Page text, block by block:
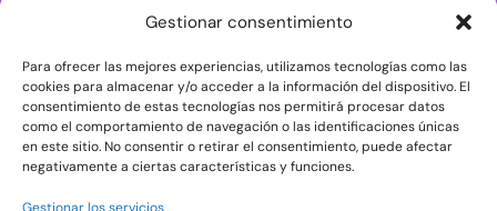
Gestionar consentimiento
Para ofrecer las mejores experiencias, utilizamos tecnologías como las
cookies para almacenar y/o acceder a la información del dispositivo. El
consentimiento de estas tecnologías nos permitirá procesar datos
como el comportamiento de navegación o las identificaciones únicas
en este sitio. No consentir o retirar el consentimiento, puede afectar
negativamente a ciertas características y funciones.
The Big Bang
Theory
The Blues
Brothers
ejercer
consultando
la
información
adicional
y
detallada
sobre